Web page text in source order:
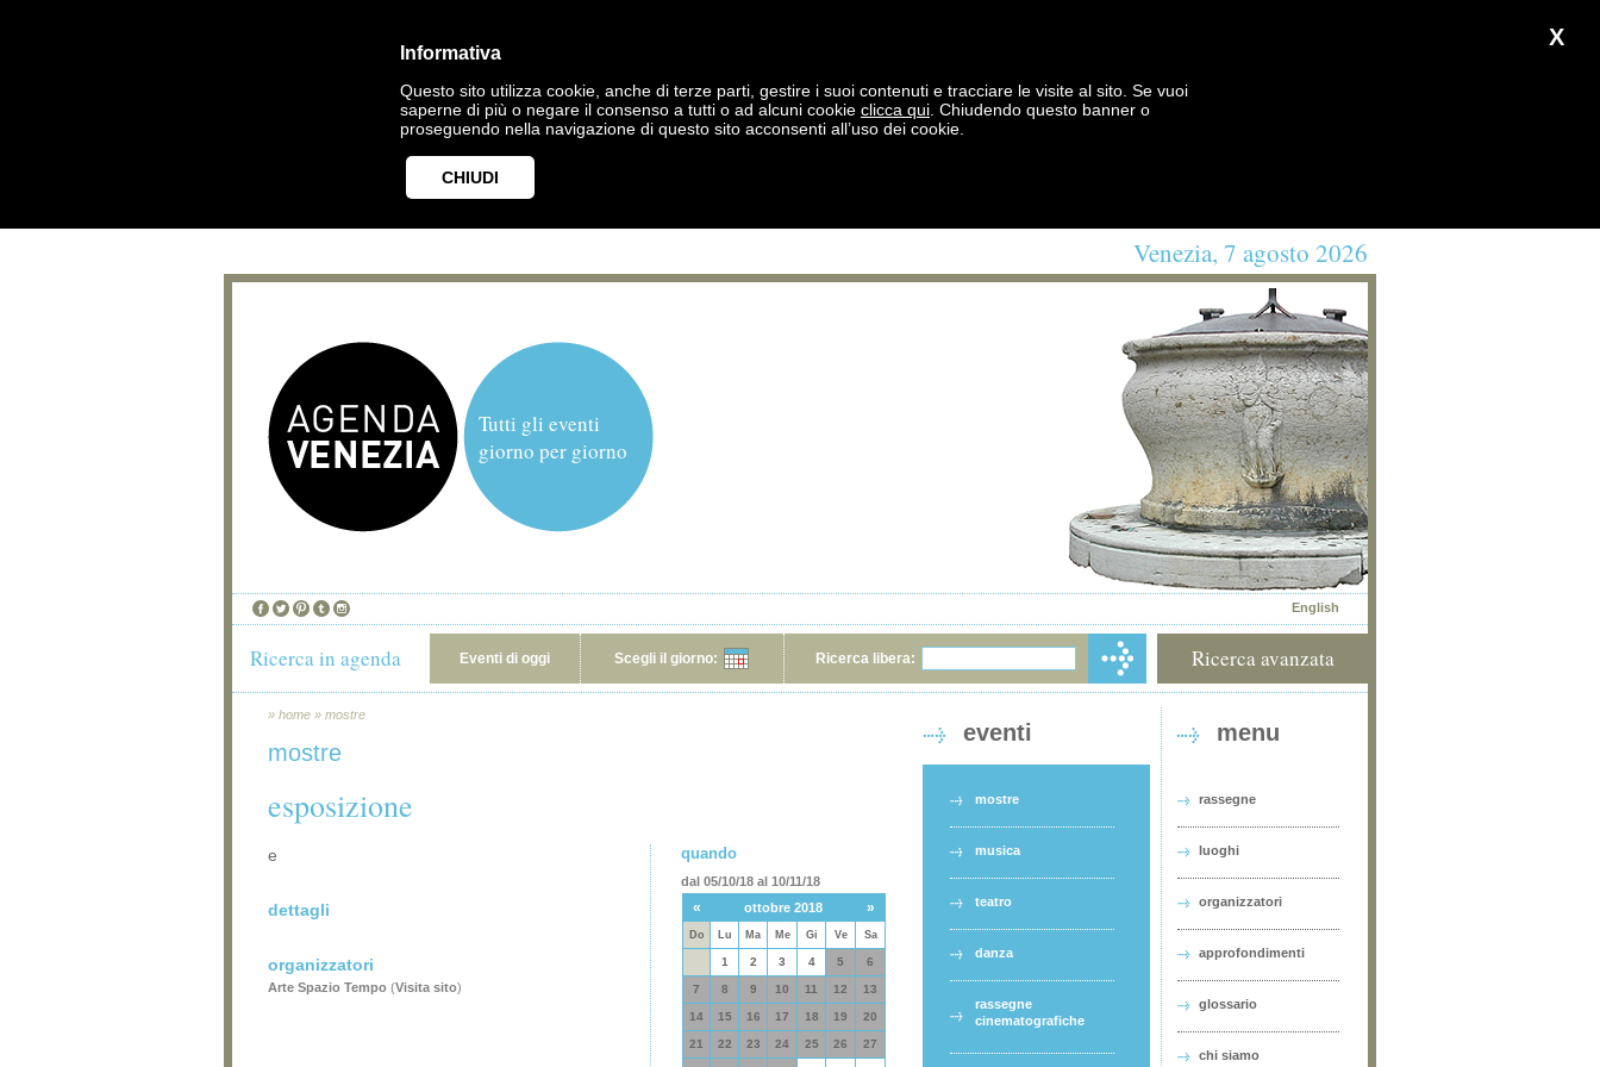
X
Informativa
Questo sito utilizza cookie, anche di terze parti, gestire i suoi contenuti e tracciare le visite al sito. Se vuoi
saperne di più o negare il consenso a tutti o ad alcuni cookie clicca qui . Chiudendo questo banner o
proseguendo nella navigazione di questo sito acconsenti all’uso dei cookie.
CHIUDI
Venezia, 7 agosto 2026
Tutti gli eventi
giorno per giorno
English
Ricerca in agenda Eventi di oggi Scegli il giorno: Ricerca libera: Ricerca avanzata
» home » mostre
mostre
esposizione
e
dettagli
organizzatori
Arte Spazio Tempo (Visita sito)
quando
dal 05/10/18 al 10/11/18
« ottobre 2018 »
Do Lu Ma Me Gi Ve Sa
1 2 3 4 5 6
7 8 9 10 11 12 13
14 15 16 17 18 19 20
21 22 23 24 25 26 27
eventi
mostre
musica
teatro
danza
rassegne
cinematografiche
menu
rassegne
luoghi
organizzatori
approfondimenti
glossario
chi siamo